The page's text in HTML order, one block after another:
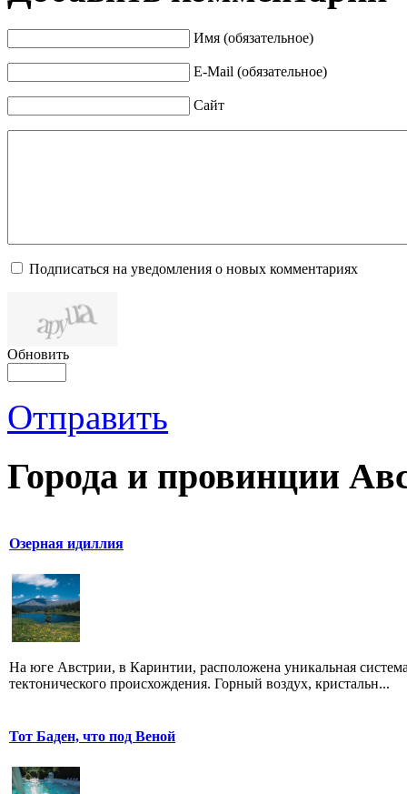
Имя (обязательное)
E-Mail (обязательное)
Сайт
Подписаться на уведомления о новых комментариях
Обновить
Отправить
Города и провинции
Озерная идиллия
На юге Австрии, в Каринтии, расположена уникальная
тектонического происхождения. Горный воздух, кристальн...
Тот Баден, что под Веной